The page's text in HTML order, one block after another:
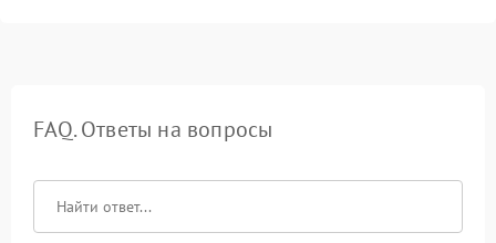
FAQ. Ответы на вопросы